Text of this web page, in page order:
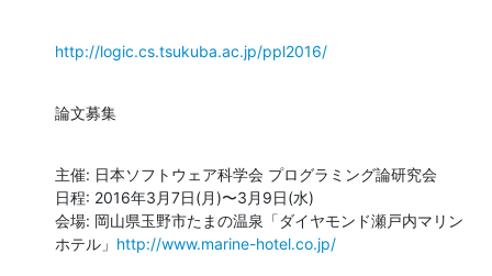
http://logic.cs.tsukuba.ac.jp/ppl2016/
論文募集
主催: 日本ソフトウェア科学会 プログラミング論研究会
日程: 2016年3月7日(月)〜3月9日(水)
会場: 岡山県玉野市たまの温泉「ダイヤモンド瀬戸内マリン
ホテル」 http://www.marine-hotel.co.jp/